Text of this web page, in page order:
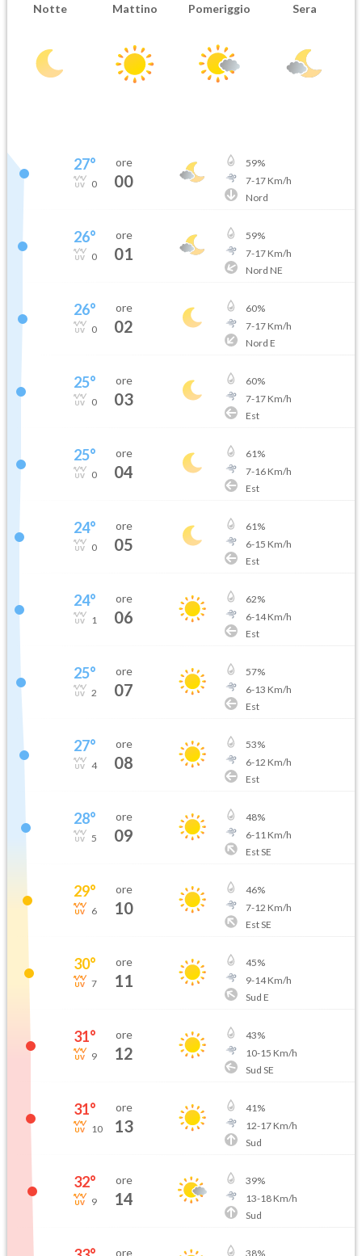
Notte Mattino Pomeriggio Sera
27°
0
ore
00
59%
7-17Km/h
Nord
26°
0
ore
01
59%
7-17Km/h
Nord NE
26°
0
ore
02
60%
7-17Km/h
Nord E
25°
0
ore
03
60%
7-17Km/h
Est
25°
0
ore
04
61%
7-16Km/h
Est
24°
0
ore
05
61%
6-15 Km/h
Est
24°
1
ore
06
62%
6-14Km/h
Est
25°
2
ore
07
57%
6-13 Km/h
Est
27°
4
ore
08
53%
6-12 Km/h
Est
28°
5
ore
09
48%
6-11 Km/h
Est SE
29°
6
ore
10
46%
7-12 Km/h
Est SE
30°
7
ore
11
45%
9-14Km/h
Sud E
31°
9
ore
12
43%
10-15 Km/h
Sud SE
31°
10
ore
13
41%
12-17Km/h
Sud
32°
9
ore
14
39%
13-18Km/h
Sud
ore 38%